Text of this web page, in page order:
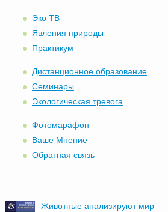
Эко ТВ
Явления природы
Практикум
Дистанционное образование
Семинары
Экологическая тревога
Фотомарафон
Ваше Мнение
Обратная связь
Животные анализируют мир